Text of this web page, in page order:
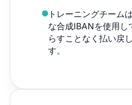
トレーニングチーム
な合成IBANを使用し
らすことなく払い戻
す。